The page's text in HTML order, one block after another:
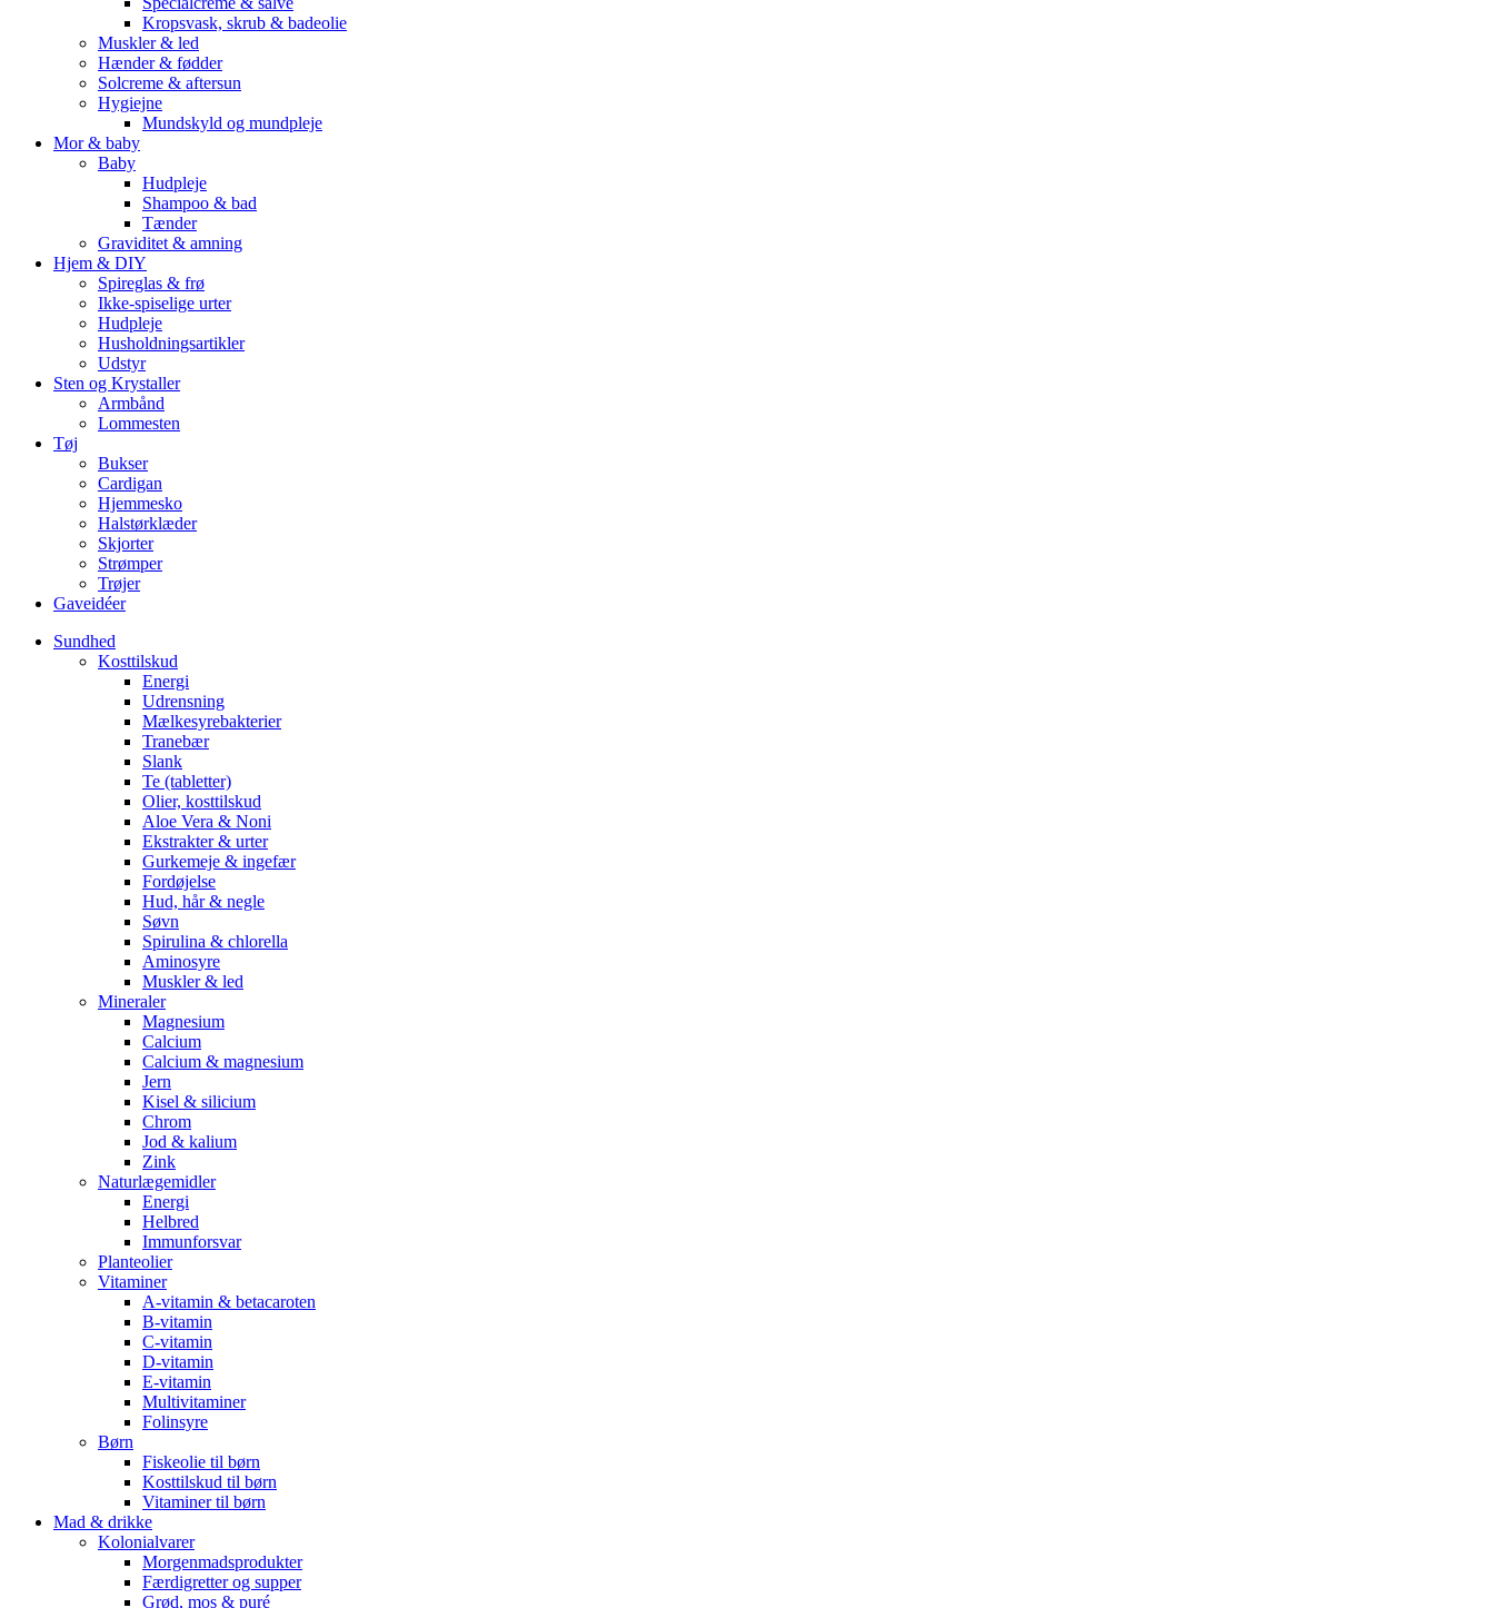
Kropsvask, skrub & badeolie
Muskler & led
Hænder & fødder
Solcreme & aftersun
Hygiejne
Mundskyld og mundpleje
Mor & baby
Baby
Hudpleje
Shampoo & bad
Tænder
Graviditet & amning
Hjem & DIY
Spireglas & frø
Ikke-spiselige urter
Hudpleje
Husholdningsartikler
Udstyr
Sten og Krystaller
Armbånd
Lommesten
Tøj
Bukser
Cardigan
Hjemmesko
Halstørklæder
Skjorter
Strømper
Trøjer
Gaveidéer
Sundhed
Kosttilskud
Energi
Udrensning
Mælkesyrebakterier
Tranebær
Slank
Te (tabletter)
Olier, kosttilskud
Aloe Vera & Noni
Ekstrakter & urter
Gurkemeje & ingefær
Fordøjelse
Hud, hår & negle
Søvn
Spirulina & chlorella
Aminosyre
Muskler & led
Mineraler
Magnesium
Calcium
Calcium & magnesium
Jern
Kisel & silicium
Chrom
Jod & kalium
Zink
Naturlægemidler
Energi
Helbred
Immunforsvar
Planteolier
Vitaminer
A-vitamin & betacaroten
B-vitamin
C-vitamin
D-vitamin
E-vitamin
Multivitaminer
Folinsyre
Børn
Fiskeolie til børn
Kosttilskud til børn
Vitaminer til børn
Mad & drikke
Kolonialvarer
Morgenmadsprodukter
Færdigretter og supper
Grød, mos & puré